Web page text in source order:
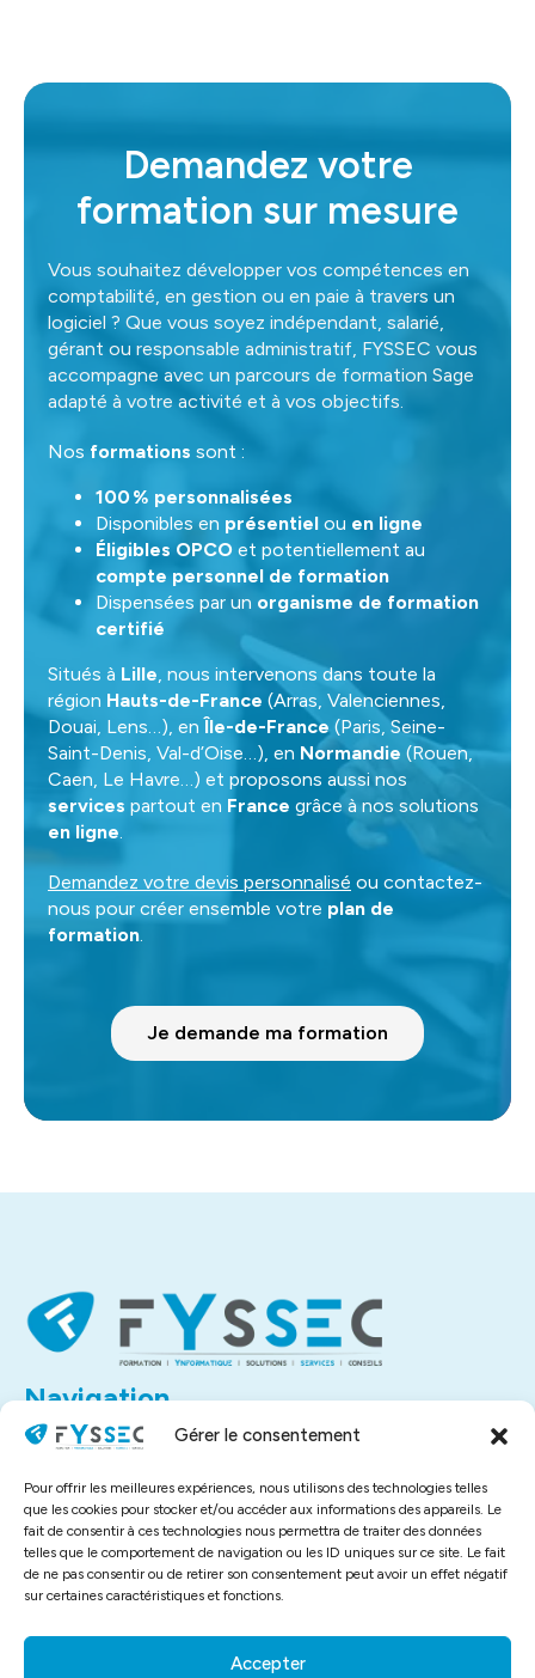
Gérer le consentement
Pour offrir les meilleures expériences, nous utilisons des technologies telles
que les cookies pour stocker et/ou accéder aux informations des appareils. Le
fait de consentir à ces technologies nous permettra de traiter des données
telles que le comportement de navigation ou les ID uniques sur ce site. Le fait
de ne pas consentir ou de retirer son consentement peut avoir un effet négatif
sur certaines caractéristiques et fonctions.
Accepter
Demandez votre
formation sur mesure
Vous souhaitez développer vos compétences en
comptabilité, en gestion ou en paie à travers un
logiciel ? Que vous soyez indépendant, salarié,
gérant ou responsable administratif, FYSSEC vous
accompagne avec un parcours de formation Sage
adapté à votre activité et à vos objectifs.
Nos formations sont :
100 % personnalisées
Disponibles en présentiel ou en ligne
Éligibles OPCO et potentiellement au
compte personnel de formation
Dispensées par un organisme de formation
certifié
Situés à Lille , nous intervenons dans toute la
région Hauts-de-France (Arras, Valenciennes,
Douai, Lens…), enÎle-de-France (Paris, Seine-
Saint-Denis, Val-d’Oise…), en Normandie (Rouen,
Caen, Le Havre…) et proposons aussi nos
services partout en France grâce à nos solutions
en ligne
Demandez votre devis personnalisé ou contactez-
nous pour créer ensemble votre plan de
formation
Je demande ma formation
Navigation
Accueil
À propos
Contact
Liens utiles
Mentions légales
Politique de confidentialité
Plan de site